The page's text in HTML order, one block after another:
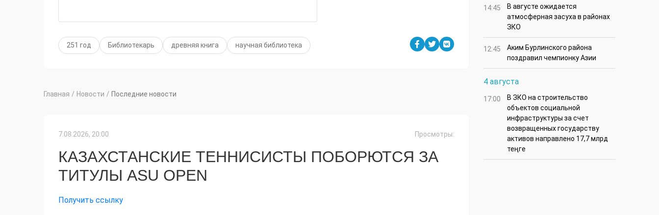
251 год Библиотекарь древняя книга научная библиотека
Главная / Новости / Последние новости
7.08.2026, 20:00 Просмотры:
КАЗАХСТАНСКИЕ ТЕННИСИСТЫ ПОБОРЮТСЯ ЗА
ТИТУЛЫ ASU OPEN
Получить ссылку
14:45
В августе ожидается
атмосферная засуха в районах
ЗКО
12:45
Аким Бурлинского района
поздравил чемпионку Азии
4 августа
17:00
В ЗКО на строительство
объектов социальной
инфраструктуры за счет
возвращенных государству
активов направлено 17,7 млрд
теңге